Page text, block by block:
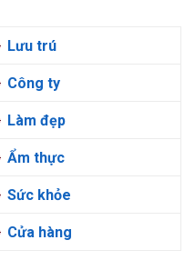
Lưu trú
Công ty
Làm đẹp
Ẩm thực
Sức khỏe
Cửa hàng